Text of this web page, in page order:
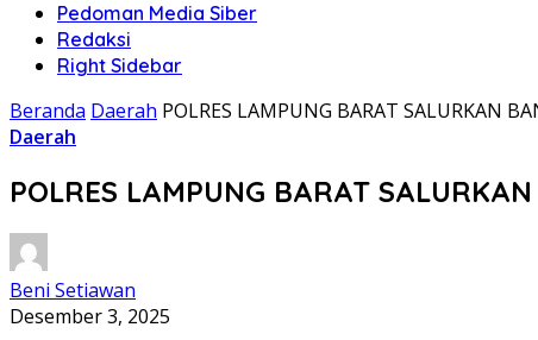
Pedoman Media Siber
Redaksi
Right Sidebar
Beranda Daerah POLRES LAMPUNG BARAT SALURKAN
Daerah
POLRES LAMPUNG BARAT
Beni Setiawan
Desember 3, 2025